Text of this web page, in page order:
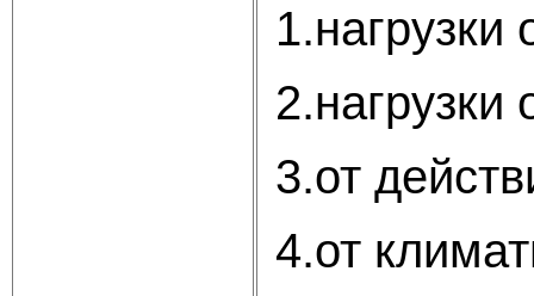
2.нагрузки
3.от
4.от